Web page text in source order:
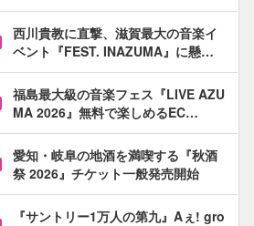
西川貴教に直撃、滋賀最大の音楽イ
ベント『FEST. INAZUMA』に懸…
福島最大級の音楽フェス『LIVE AZU
MA 2026』無料で楽しめるEC…
愛知・岐阜の地酒を満喫する『秋酒
祭 2026』チケット一般発売開始
『サントリー1万人の第九』Aぇ! gro